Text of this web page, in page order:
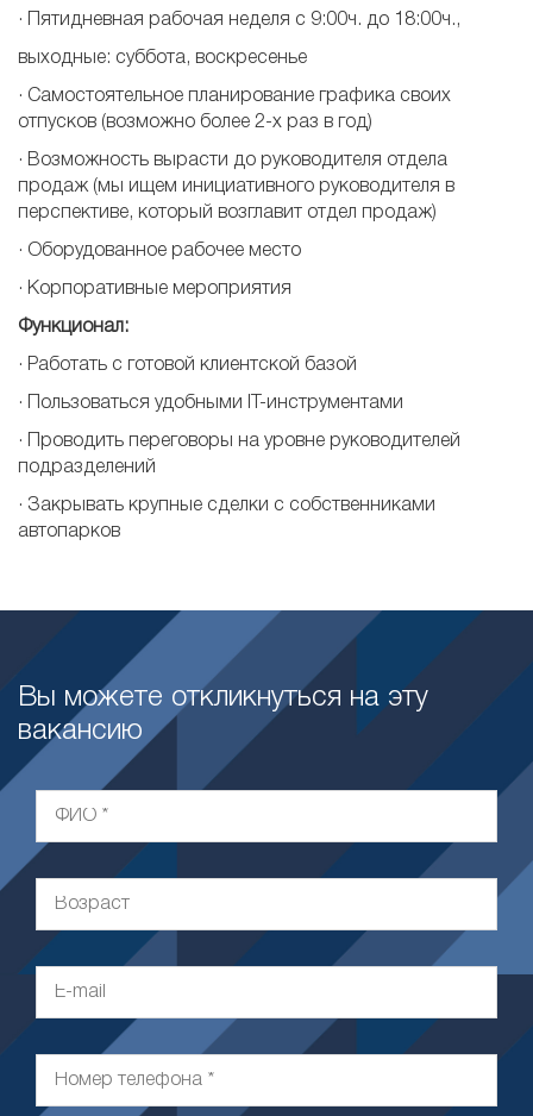
· Пятидневная рабочая неделя с 9:00ч. до 18:00ч.,
выходные: суббота, воскресенье
· Самостоятельное планирование графика своих
отпусков (возможно более 2-х раз в год)
· Возможность вырасти до руководителя отдела
продаж (мы ищем инициативного руководителя в
перспективе, который возглавит отдел продаж)
· Оборудованное рабочее место
· Корпоративные мероприятия
Функционал:
· Работать с готовой клиентской базой
· Пользоваться удобными IT-инструментами
· Проводить переговоры на уровне руководителей
подразделений
· Закрывать крупные сделки с собственниками
автопарков
Вы можете откликнуться на эту
вакансию